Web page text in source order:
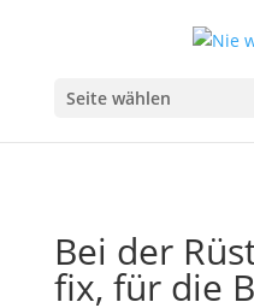
Seite wählen
Bei der
fix, für die